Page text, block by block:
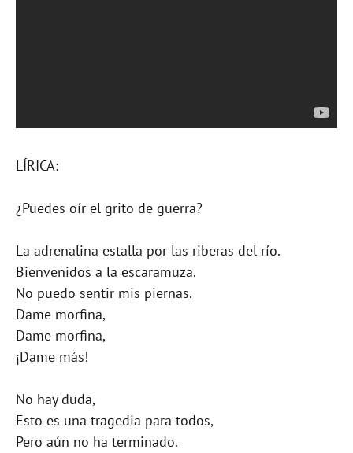
LÍRICA:
¿Puedes oír el grito de guerra?
La adrenalina estalla por las riberas del río.
Bienvenidos a la escaramuza.
No puedo sentir mis piernas.
Dame morfina,
Dame morfina,
¡Dame más!
No hay duda,
Esto es una tragedia para todos,
Pero aún no ha terminado.